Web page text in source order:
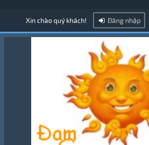
Xin chào quý khách! Đăng nhập